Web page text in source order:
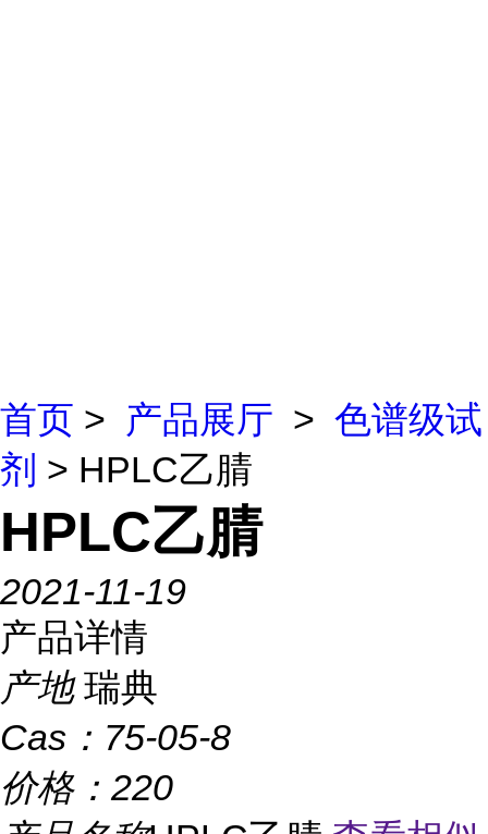
首页 > 产品展厅 > 色谱级试
剂 > HPLC乙腈
HPLC乙腈
2021-11-19
产品详情
产地 瑞典
Cas： 75-05-8
价格： 220